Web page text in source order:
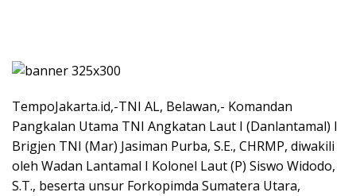
TempoJakarta.id,-TNI AL, Belawan,- Komandan
Pangkalan Utama TNI Angkatan Laut I (Danlantamal) I
Brigjen TNI (Mar) Jasiman Purba, S.E., CHRMP, diwakili
oleh Wadan Lantamal I Kolonel Laut (P) Siswo Widodo,
S.T., beserta unsur Forkopimda Sumatera Utara,